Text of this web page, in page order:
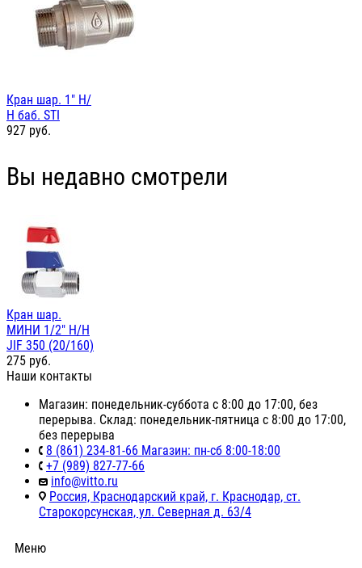
Кран шар. 1" Н/
Н баб. STI
927 руб.
Вы недавно смотрели
Кран шар.
МИНИ 1/2" Н/Н
JIF 350 (20/160)
275 руб.
Наши контакты
Магазин: понедельник-суббота с 8:00 до 17:00, без
перерыва. Склад: понедельник-пятница с 8:00 до 17:00,
без перерыва
8 (861) 234-81-66 Магазин: пн-сб 8:00-18:00
+7 (989) 827-77-66
info@vitto.ru
Россия, Краснодарский край, г. Краснодар, ст.
Старокорсунская, ул. Северная д. 63/4
Меню